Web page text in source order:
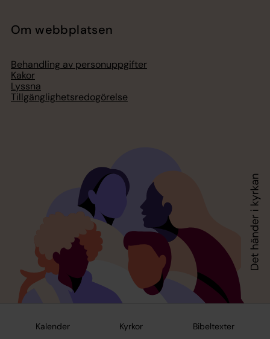
Kalender Kyrkor Bibeltexter
Om webbplatsen
Behandling av personuppgifter
Kakor
Lyssna
Tillgänglighetsredogörelse